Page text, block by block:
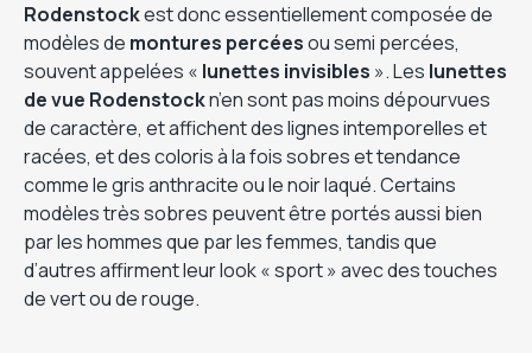
Rodenstockest donc essentiellement composée de
modèles de montures percéesou semi percées,
souvent appelées « lunettes invisibles ». Les lunettes
de vue Rodenstockn’en sont pas moins dépourvues
de caractère, et affichent des lignes intemporelles et
racées, et des coloris à la fois sobres et tendance
comme le gris anthracite ou le noir laqué. Certains
modèles très sobres peuvent être portés aussi bien
par les hommes que par les femmes, tandis que
d’autres affirment leur look « sport » avec des touches
de vert ou de rouge.